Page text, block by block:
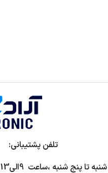
تلفن پشتیبانی: 09132365701
شنبه تا پنج شنبه ،ساعت 9الی13 و 17 الی 20 پاسخگوی شما هستیم